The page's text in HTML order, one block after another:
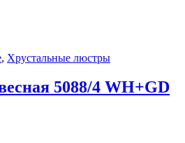
, Хрустальные люстры
5088/4 WH+GD